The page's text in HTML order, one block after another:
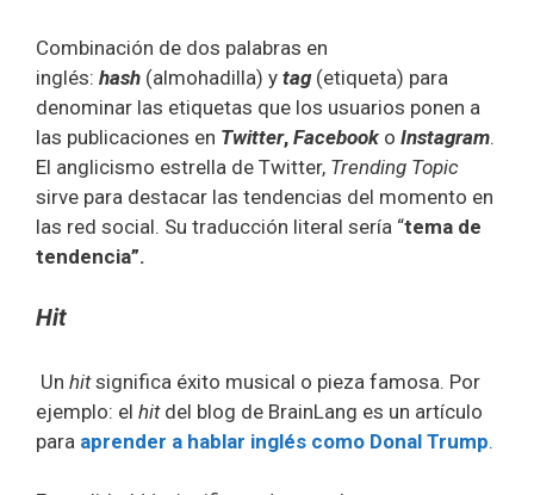
Combinación de dos palabras en
inglés: hash (almohadilla) y tag (etiqueta) para
denominar las etiquetas que los usuarios ponen a
las publicaciones en Twitter, Facebooko Instagram.
El anglicismo estrella de Twitter, Trending Topic
sirve para destacar las tendencias del momento en
las red social. Su traducción literal sería “tema de
tendencia”.
Hit
Un hitsignifica éxito musical o pieza famosa. Por
ejemplo: el hitdel blog de BrainLang es un artículo
para aprender a hablar inglés como Donal Trump.